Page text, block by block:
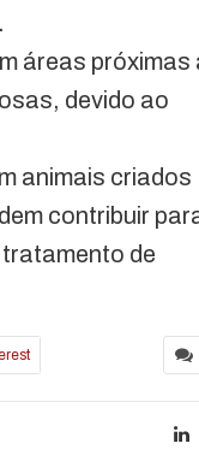
áreas próximas
devido ao
animais criados
contribuir
de